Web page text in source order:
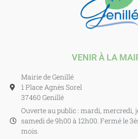
VENIR À LA
Mairie de Genillé
1 Place Agnès Sorel
37460 Genillé
Ouverte au public : mardi, mercredi,
samedi de 9h00 à 12h00. Fermé le
mois.